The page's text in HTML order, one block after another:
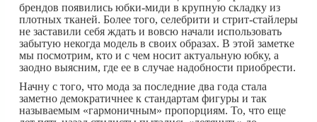
брендов появились юбки-миди в крупную складку из
плотных тканей. Более того, селебрити и стрит-стайлеры
не заставили себя ждать и вовсю начали использовать
забытую некогда модель в своих образах. В этой заметке
мы посмотрим, кто и с чем носит актуальную юбку, а
заодно выясним, где ее в случае надобности приобрести.
Начну с того, что мода за последние два года стала
заметно демократичнее к стандартам фигуры и так
называемым «гармоничным» пропорциям. То, что еще